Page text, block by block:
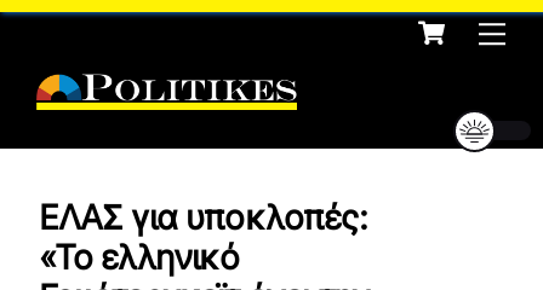
Skip
content
Cart
ΕΛΑΣ για υποκλοπές:
«Το ελληνικό